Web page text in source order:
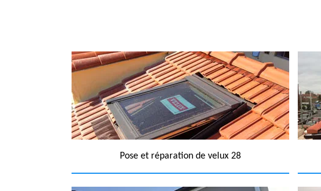
Pose et réparation de velux 28